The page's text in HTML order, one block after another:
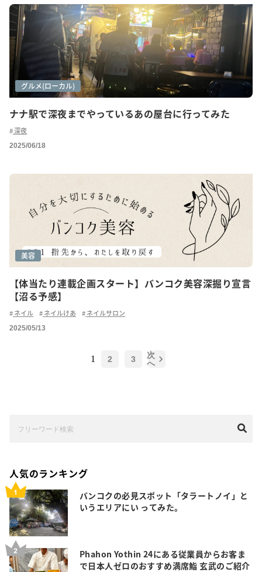
ナナ駅で深夜までやっているあの屋台に行ってみた
グルメ
グルメ(ローカル)
深夜
2025/06/18
【体当たり連載企画スタート】バンコク美容深掘り宣言
【沼る予感】
美容
ネイル ネイルけあ ネイルサロン
2025/05/13
1 2 3
次
へ
人気のランキング
バンコクの必見スポット「タラートノイ」と
いうエリアにい ってみた。
Phahon Yothin 24にある従業員からお客ま
で日本人ゼロのおすすめ満席鮨 玄武のご紹介